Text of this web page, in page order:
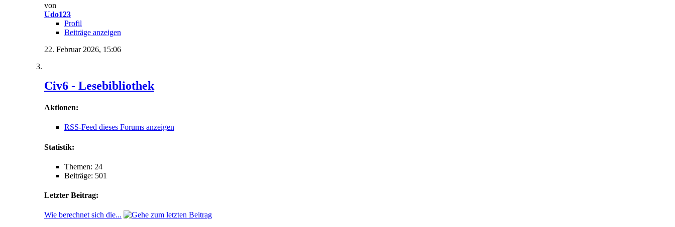
von
Udo123
Profil
Beiträge anzeigen
22. Februar 2026, 15:06
Civ6 - Lesebibliothek
Aktionen:
RSS-Feed dieses Forums anzeigen
Statistik:
Themen: 24
Beiträge: 501
Letzter Beitrag:
Wie berechnet sich die...